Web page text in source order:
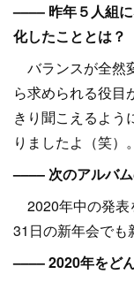
–––– 昨年５人組
化したこととは？
バランスが全然
ら求められる役目
きり聞こえるよう
りましたよ（笑）。
–––– 次のアルバ
2020年中の発表
31日の新年会でも
–––– 2020年をど